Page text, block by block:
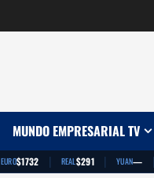
MUNDO EMPRESARIAL TV
EURO$1732 | REAL$291 | YUAN— |